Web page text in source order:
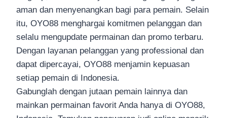
aman dan menyenangkan bagi para pemain. Selain
itu, OYO88 menghargai komitmen pelanggan dan
selalu mengupdate permainan dan promo terbaru.
Dengan layanan pelanggan yang professional dan
dapat dipercayai, OYO88 menjamin kepuasan
setiap pemain di Indonesia.
Gabunglah dengan jutaan pemain lainnya dan
mainkan permainan favorit Anda hanya di OYO88,